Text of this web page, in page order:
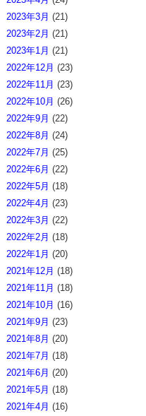
2023年3月 (21)
2023年2月 (21)
2023年1月 (21)
2022年12月 (23)
2022年11月 (23)
2022年10月 (26)
2022年9月 (22)
2022年8月 (24)
2022年7月 (25)
2022年6月 (22)
2022年5月 (18)
2022年4月 (23)
2022年3月 (22)
2022年2月 (18)
2022年1月 (20)
2021年12月 (18)
2021年11月 (18)
2021年10月 (16)
2021年9月 (23)
2021年8月 (20)
2021年7月 (18)
2021年6月 (20)
2021年5月 (18)
2021年4月 (16)